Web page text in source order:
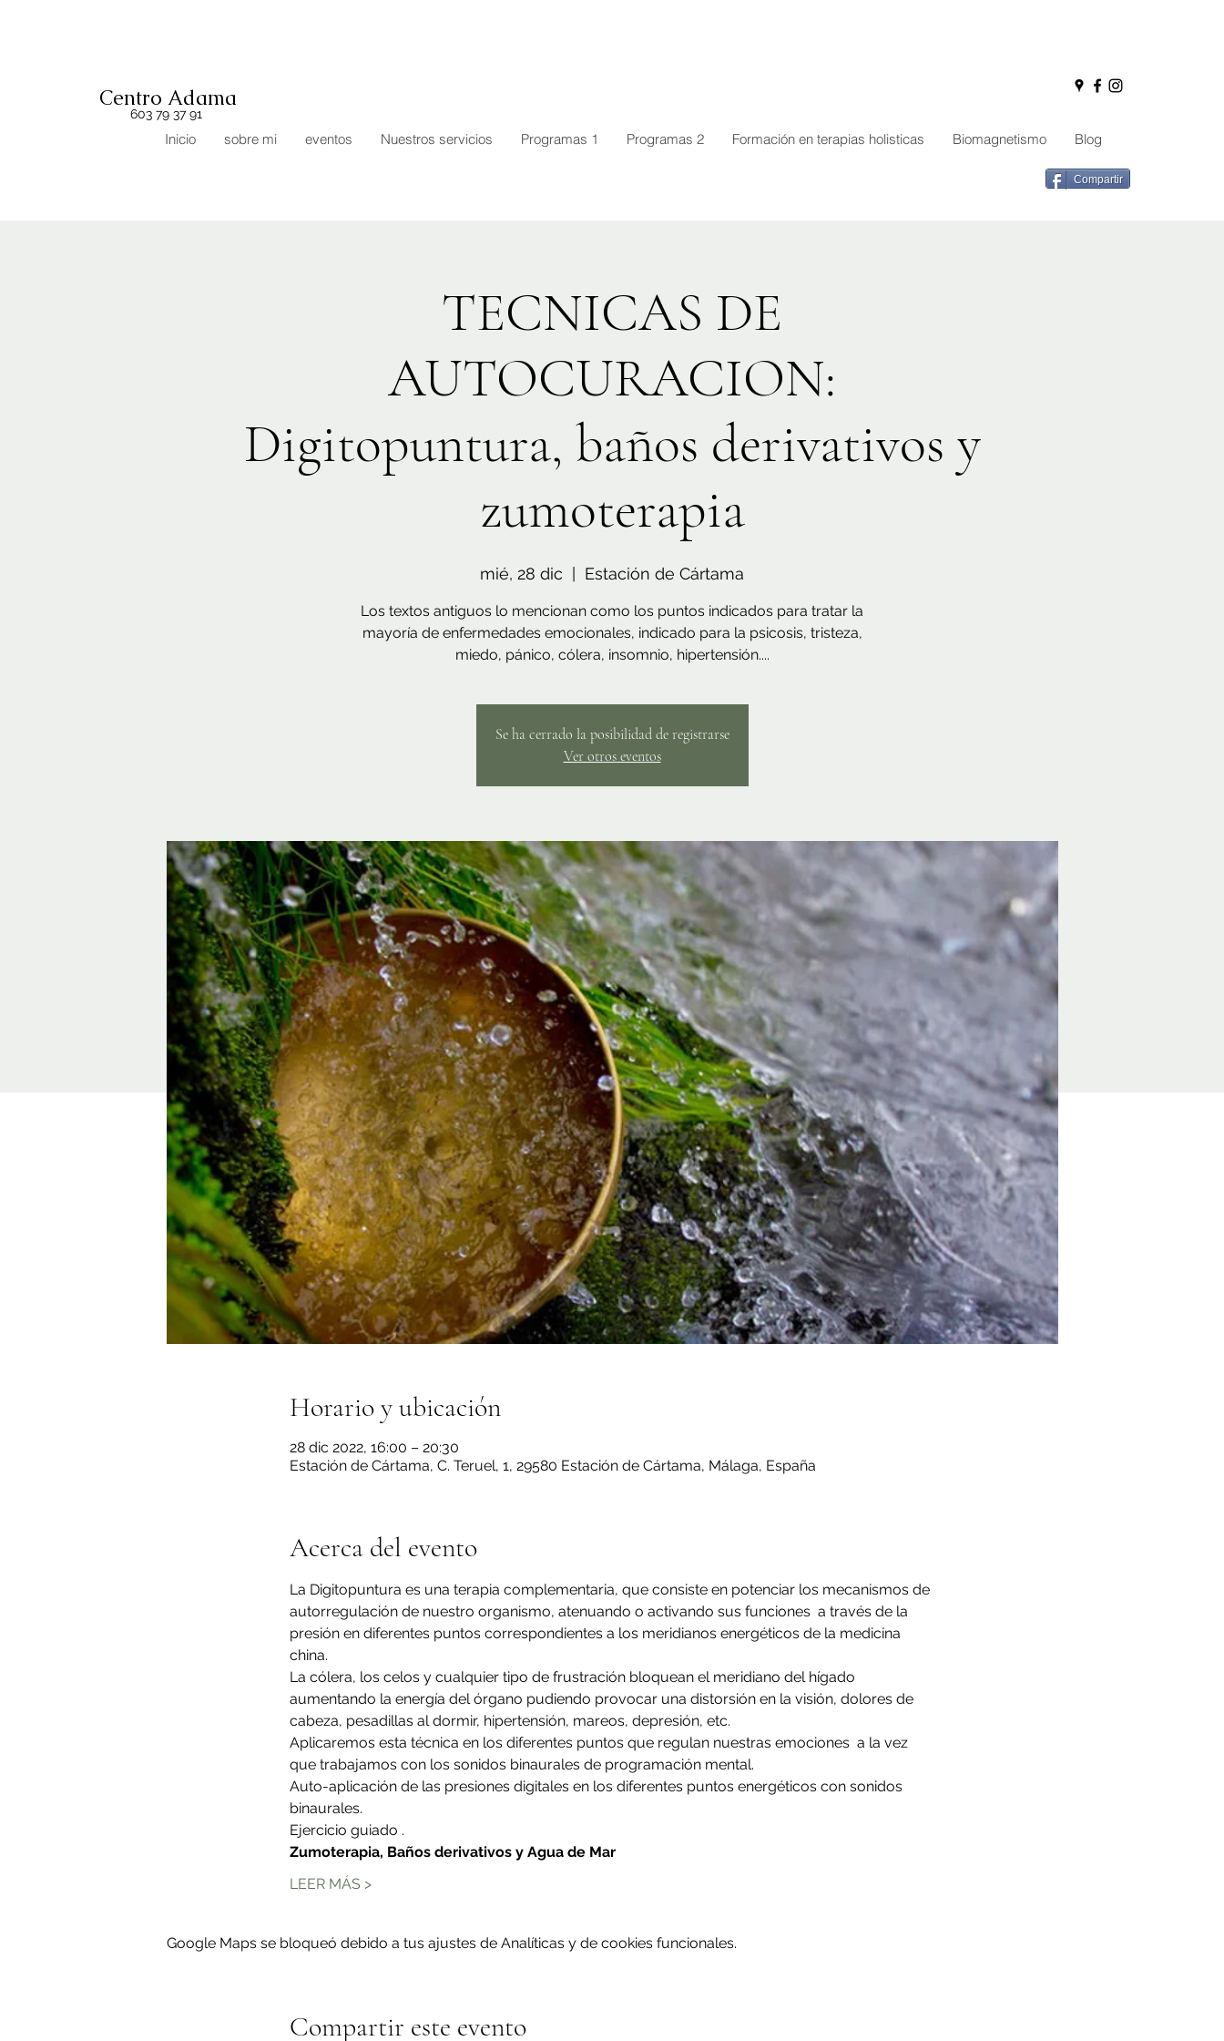
Centro Adama
603 79 37 91
Inicio sobre mi eventos Nuestros servicios Programas 1 Programas 2 Formación en terapias holisticas Biomagnetismo Blog
Compartir
TECNICAS DE
AUTOCURACION:
Digitopuntura, baños derivativos y
zumoterapia
mié, 28 dic Estación de Cártama
Los textos antiguos lo mencionan como los puntos indicados para tratar la
mayoría de enfermedades emocionales, indicado para la psicosis, tristeza,
miedo, pánico, cólera, insomnio, hipertensión....
Se ha cerrado la posibilidad de registrarse
Ver otros eventos
Horario y ubicación
28 dic 2022, 16:00 – 20:30
Estación de Cártama, C. Teruel, 1, 29580 Estación de Cártama, Málaga, España
Acerca del evento
La Digitopuntura es una terapia complementaria, que consiste en potenciar los mecanismos de
autorregulación de nuestro organismo, atenuando o activando sus funciones  a través de la
presión en diferentes puntos correspondientes a los meridianos energéticos de la medicina
china.
La cólera, los celos y cualquier tipo de frustración bloquean el meridiano del hígado
aumentando la energía del órgano pudiendo provocar una distorsión en la visión, dolores de
cabeza, pesadillas al dormir, hipertensión, mareos, depresión, etc.
Aplicaremos esta técnica en los diferentes puntos que regulan nuestras emociones  a la vez
que trabajamos con los sonidos binaurales de programación mental.
Auto-aplicación de las presiones digitales en los diferentes puntos energéticos con sonidos
binaurales.
Ejercicio guiado .
Zumoterapia, Baños derivativos y Agua de Mar
LEER MÁS >
Google Maps se bloqueó debido a tus ajustes de Analíticas y de cookies funcionales.
Compartir este evento